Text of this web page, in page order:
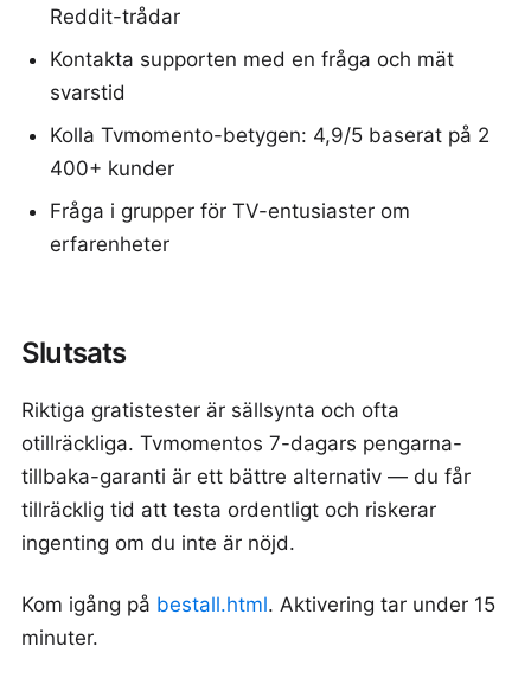
Reddit-trådar
Kontakta supporten med en fråga och mät
svarstid
Kolla Tvmomento-betygen: 4,9/5 baserat på 2
400+ kunder
Fråga i grupper för TV-entusiaster om
erfarenheter
Slutsats
Riktiga gratistester är sällsynta och ofta
otillräckliga. Tvmomentos 7-dagars pengarna-
tillbaka-garanti är ett bättre alternativ — du får
tillräcklig tid att testa ordentligt och riskerar
ingenting om du inte är nöjd.
Kom igång på bestall.html. Aktivering tar under 15
minuter.